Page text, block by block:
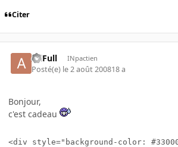
Citer
AllFull INpactien
Posté(e) le 2 août 200818 a
Bonjour,
c'est cadeau
<div style="background-color: